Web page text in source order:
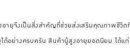
อายุจึงเป็นสิ่งสำคัญที่ช่วยส่งเสริมคุณภาพชีวิ
ด้อย่างครบครัน สินค้าผู้สูงอายุยอดนิยม ได้แก่